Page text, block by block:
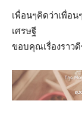
เพื่อนๆคิดว่าเพื่อน
เศรษฐี
ขอบคุณเรื่องราวดี